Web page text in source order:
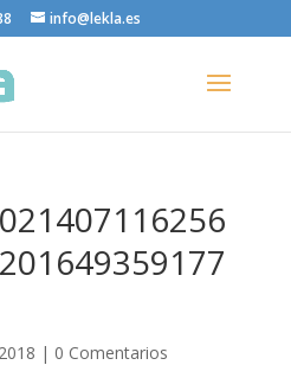
info@lekla.es
| 0 Comentarios